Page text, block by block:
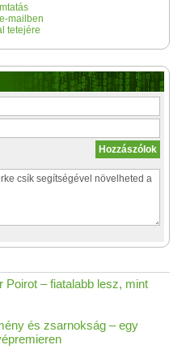
mailben
tetejére
– fiatalabb lesz, mint
és zsarnokság – egy